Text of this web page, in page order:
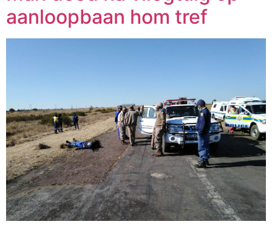
aanloopbaan hom tref